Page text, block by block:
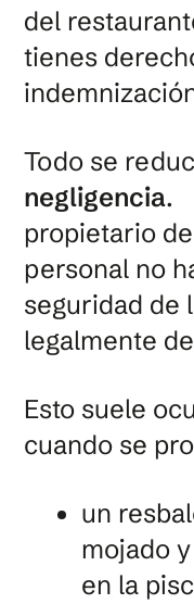
del
tienes
Todo se
negligencia.
propietario
personal no
seguridad de
legalmente
Esto suele
cuando se
un
mojado
en la